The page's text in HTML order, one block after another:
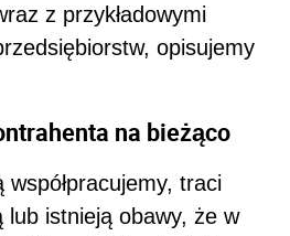
z przykładowymi
opisujemy
na bieżąco
współpracujemy, traci
lub istnieją obawy, że w